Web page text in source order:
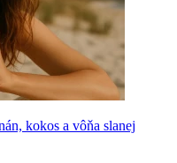
kokos a vôňa slanej